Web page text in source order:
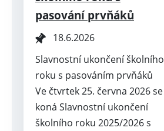
pasování prvňáků
18.6.2026
Slavnostní ukončení školního
roku s pasováním prvňáků
Ve čtvrtek 25. června 2026 se
koná Slavnostní ukončení
školního roku 2025/2026 s